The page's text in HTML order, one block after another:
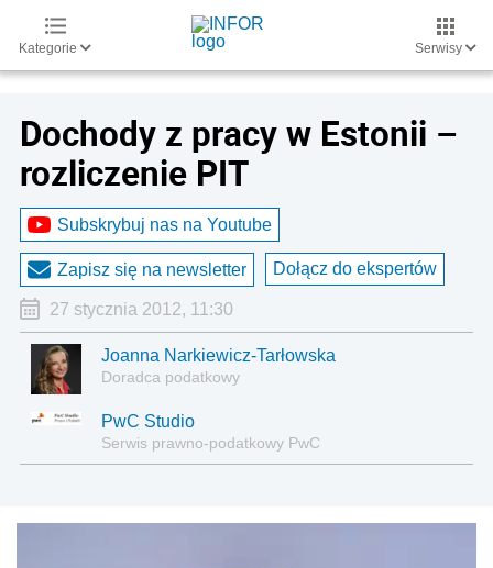
Kategorie Serwisy
Dochody z pracy w Estonii –
rozliczenie PIT
Subskrybuj nas na Youtube
Zapisz się na newsletter Dołącz do ekspertów
27 stycznia 2012, 11:30
Joanna Narkiewicz-Tarłowska
Doradca podatkowy
PwC Studio
Serwis prawno-podatkowy PwC